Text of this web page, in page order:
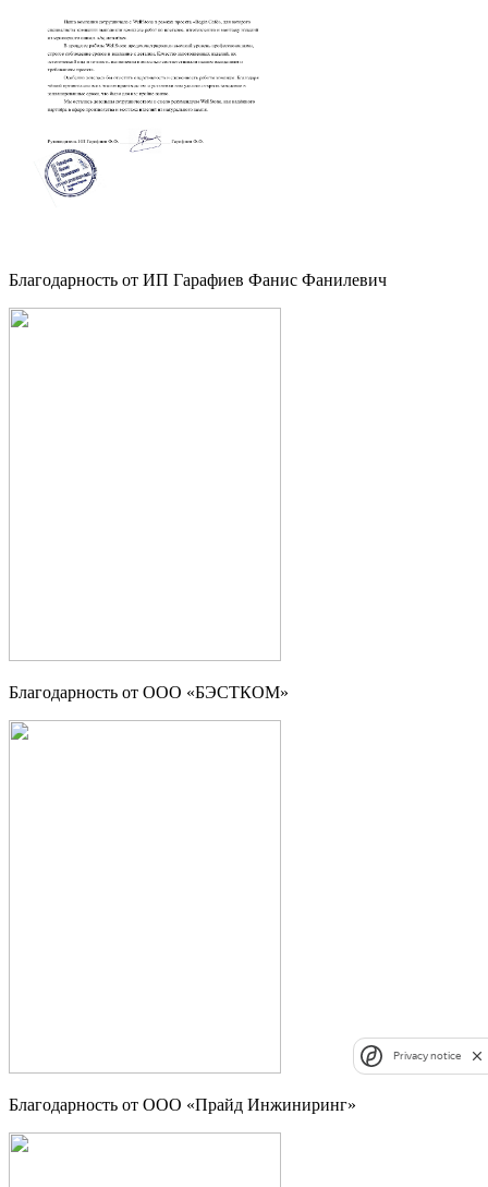
Благодарность от ИП Гарафиев Фанис Фанилевич
Благодарность от ООО «БЭСТКОМ»
Благодарность от ООО «Прайд Инжиниринг»
Privacy notice